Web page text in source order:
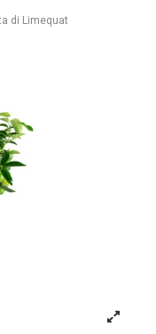
di Limequat